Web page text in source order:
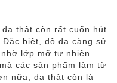
thật còn rất cuốn hút
biệt, đồ da càng sử
lớp mỡ tự nhiên
các sản phẩm làm từ
nữa, da thật còn là